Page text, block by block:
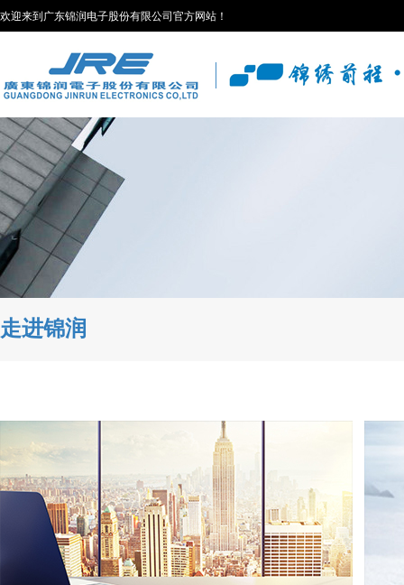
欢迎来到广东锦润电子股份有限公司官方网站！
走进锦润